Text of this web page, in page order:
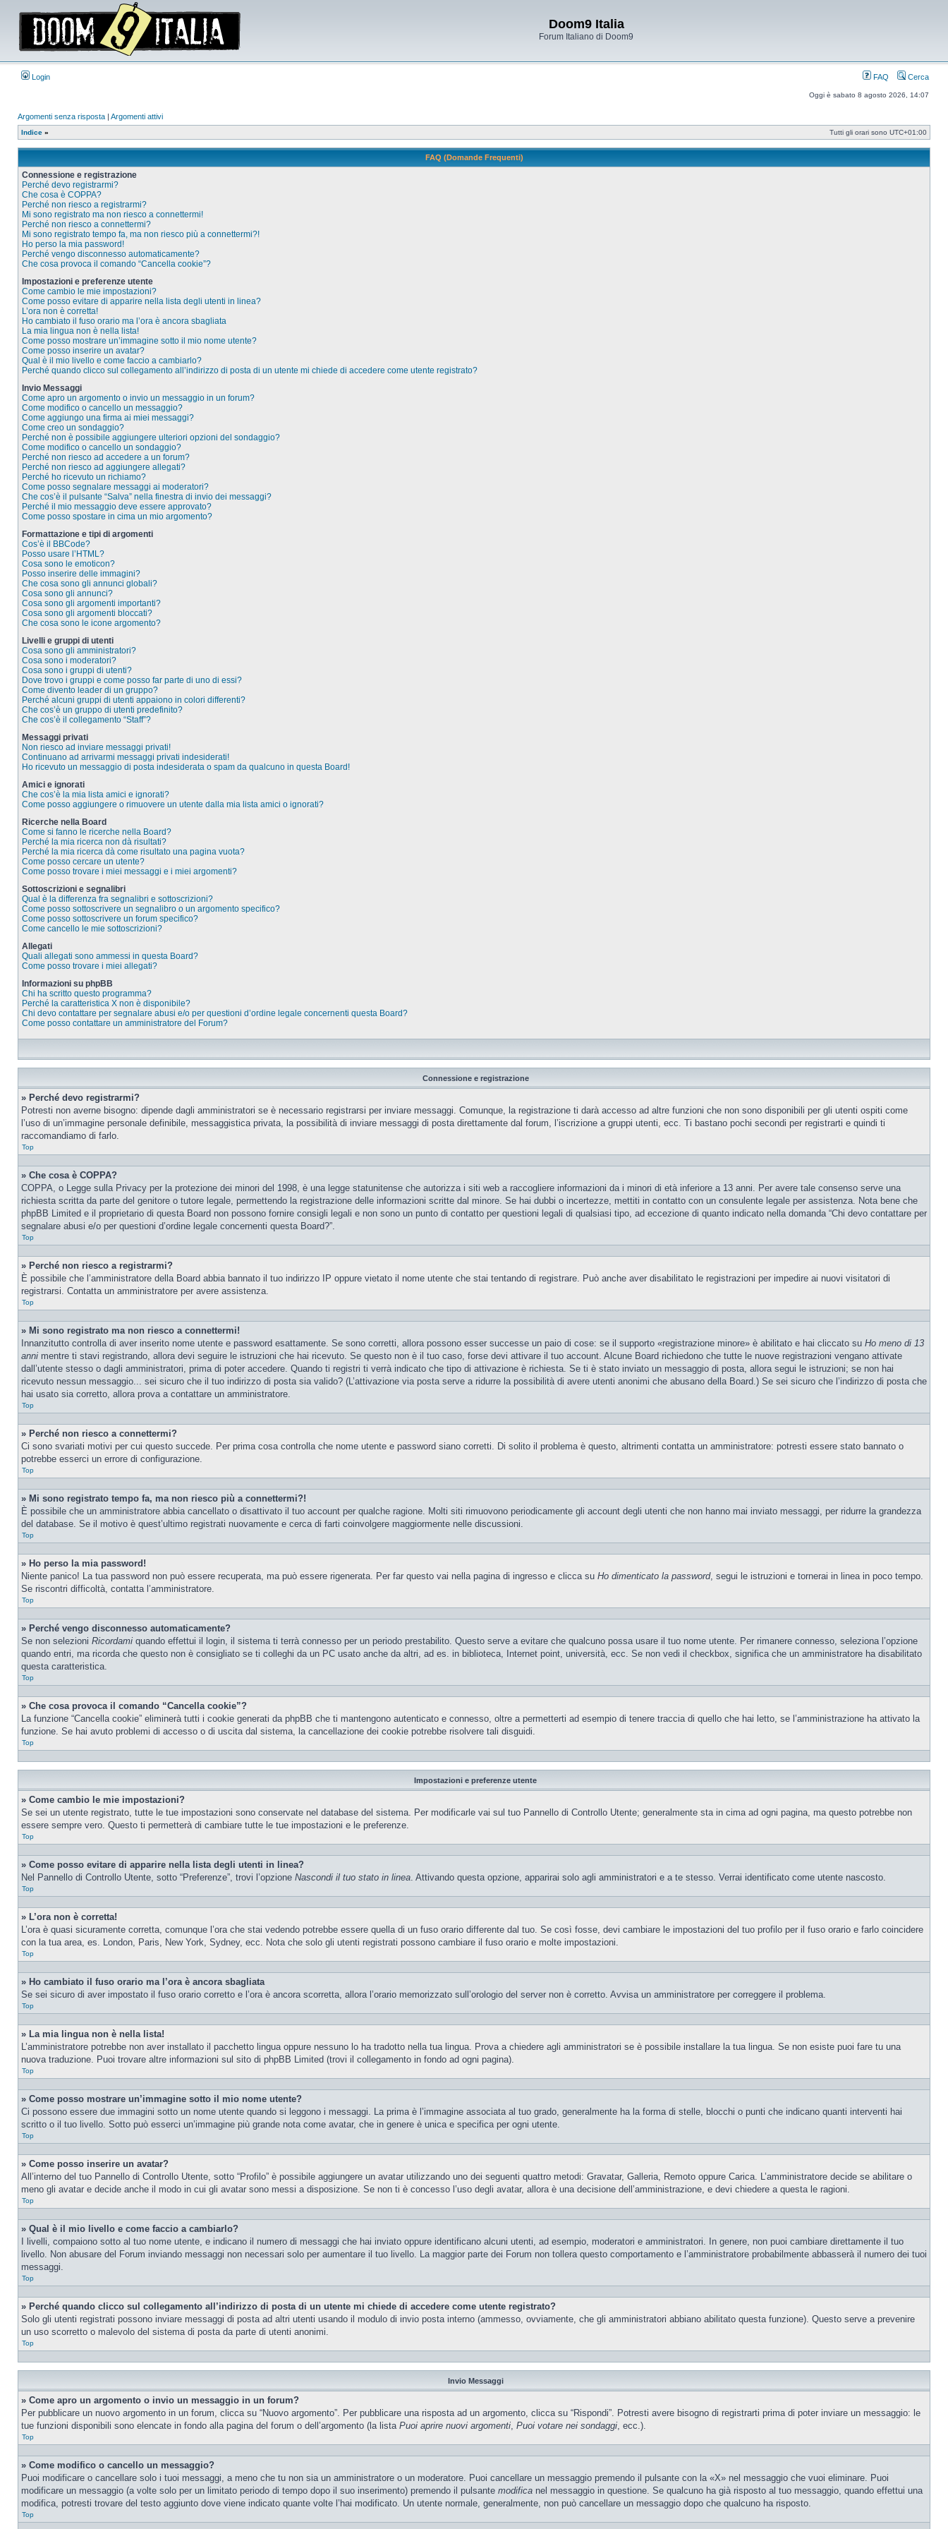
Doom9 Italia
Forum Italiano di Doom9
Login FAQ Cerca
Oggi è sabato 8 agosto 2026, 14:07
Argomenti senza risposta | Argomenti attivi
Indice » Tutti gli orari sono UTC+01:00
FAQ (Domande Frequenti)
Connessione e registrazione
Perché devo registrarmi?
Che cosa è COPPA?
Perché non riesco a registrarmi?
Mi sono registrato ma non riesco a connettermi!
Perché non riesco a connettermi?
Mi sono registrato tempo fa, ma non riesco più a connettermi?!
Ho perso la mia password!
Perché vengo disconnesso automaticamente?
Che cosa provoca il comando “Cancella cookie”?
Impostazioni e preferenze utente
Come cambio le mie impostazioni?
Come posso evitare di apparire nella lista degli utenti in linea?
L’ora non è corretta!
Ho cambiato il fuso orario ma l’ora è ancora sbagliata
La mia lingua non è nella lista!
Come posso mostrare un’immagine sotto il mio nome utente?
Come posso inserire un avatar?
Qual è il mio livello e come faccio a cambiarlo?
Perché quando clicco sul collegamento all’indirizzo di posta di un utente mi chiede di accedere come utente registrato?
Invio Messaggi
Come apro un argomento o invio un messaggio in un forum?
Come modifico o cancello un messaggio?
Come aggiungo una firma ai miei messaggi?
Come creo un sondaggio?
Perché non è possibile aggiungere ulteriori opzioni del sondaggio?
Come modifico o cancello un sondaggio?
Perché non riesco ad accedere a un forum?
Perché non riesco ad aggiungere allegati?
Perché ho ricevuto un richiamo?
Come posso segnalare messaggi ai moderatori?
Che cos’è il pulsante “Salva” nella finestra di invio dei messaggi?
Perché il mio messaggio deve essere approvato?
Come posso spostare in cima un mio argomento?
Formattazione e tipi di argomenti
Cos’è il BBCode?
Posso usare l’HTML?
Cosa sono le emoticon?
Posso inserire delle immagini?
Che cosa sono gli annunci globali?
Cosa sono gli annunci?
Cosa sono gli argomenti importanti?
Cosa sono gli argomenti bloccati?
Che cosa sono le icone argomento?
Livelli e gruppi di utenti
Cosa sono gli amministratori?
Cosa sono i moderatori?
Cosa sono i gruppi di utenti?
Dove trovo i gruppi e come posso far parte di uno di essi?
Come divento leader di un gruppo?
Perché alcuni gruppi di utenti appaiono in colori differenti?
Che cos’è un gruppo di utenti predefinito?
Che cos’è il collegamento “Staff”?
Messaggi privati
Non riesco ad inviare messaggi privati!
Continuano ad arrivarmi messaggi privati indesiderati!
Ho ricevuto un messaggio di posta indesiderata o spam da qualcuno in questa Board!
Amici e ignorati
Che cos’è la mia lista amici e ignorati?
Come posso aggiungere o rimuovere un utente dalla mia lista amici o ignorati?
Ricerche nella Board
Come si fanno le ricerche nella Board?
Perché la mia ricerca non dà risultati?
Perché la mia ricerca dà come risultato una pagina vuota?
Come posso cercare un utente?
Come posso trovare i miei messaggi e i miei argomenti?
Sottoscrizioni e segnalibri
Qual è la differenza fra segnalibri e sottoscrizioni?
Come posso sottoscrivere un segnalibro o un argomento specifico?
Come posso sottoscrivere un forum specifico?
Come cancello le mie sottoscrizioni?
Allegati
Quali allegati sono ammessi in questa Board?
Come posso trovare i miei allegati?
Informazioni su phpBB
Chi ha scritto questo programma?
Perché la caratteristica X non è disponibile?
Chi devo contattare per segnalare abusi e/o per questioni d’ordine legale concernenti questa Board?
Come posso contattare un amministratore del Forum?
Connessione e registrazione
» Perché devo registrarmi?
Potresti non averne bisogno: dipende dagli amministratori se è necessario registrarsi per inviare messaggi. Comunque, la registrazione ti darà accesso ad altre funzioni che non sono disponibili per gli utenti ospiti come
l’uso di un’immagine personale definibile, messaggistica privata, la possibilità di inviare messaggi di posta direttamente dal forum, l’iscrizione a gruppi utenti, ecc. Ti bastano pochi secondi per registrarti e quindi ti
raccomandiamo di farlo.
Top
» Che cosa è COPPA?
COPPA, o Legge sulla Privacy per la protezione dei minori del 1998, è una legge statunitense che autorizza i siti web a raccogliere informazioni da i minori di età inferiore a 13 anni. Per avere tale consenso serve una
richiesta scritta da parte del genitore o tutore legale, permettendo la registrazione delle informazioni scritte dal minore. Se hai dubbi o incertezze, mettiti in contatto con un consulente legale per assistenza. Nota bene che
phpBB Limited e il proprietario di questa Board non possono fornire consigli legali e non sono un punto di contatto per questioni legali di qualsiasi tipo, ad eccezione di quanto indicato nella domanda “Chi devo contattare per
segnalare abusi e/o per questioni d’ordine legale concernenti questa Board?”.
Top
» Perché non riesco a registrarmi?
È possibile che l’amministratore della Board abbia bannato il tuo indirizzo IP oppure vietato il nome utente che stai tentando di registrare. Può anche aver disabilitato le registrazioni per impedire ai nuovi visitatori di
registrarsi. Contatta un amministratore per avere assistenza.
Top
» Mi sono registrato ma non riesco a connettermi!
Innanzitutto controlla di aver inserito nome utente e password esattamente. Se sono corretti, allora possono esser successe un paio di cose: se il supporto «registrazione minore» è abilitato e hai cliccato su Ho meno di 13
anni mentre ti stavi registrando, allora devi seguire le istruzioni che hai ricevuto. Se questo non è il tuo caso, forse devi attivare il tuo account. Alcune Board richiedono che tutte le nuove registrazioni vengano attivate
dall’utente stesso o dagli amministratori, prima di poter accedere. Quando ti registri ti verrà indicato che tipo di attivazione è richiesta. Se ti è stato inviato un messaggio di posta, allora segui le istruzioni; se non hai
ricevuto nessun messaggio... sei sicuro che il tuo indirizzo di posta sia valido? (L’attivazione via posta serve a ridurre la possibilità di avere utenti anonimi che abusano della Board.) Se sei sicuro che l’indirizzo di posta che
hai usato sia corretto, allora prova a contattare un amministratore.
Top
» Perché non riesco a connettermi?
Ci sono svariati motivi per cui questo succede. Per prima cosa controlla che nome utente e password siano corretti. Di solito il problema è questo, altrimenti contatta un amministratore: potresti essere stato bannato o
potrebbe esserci un errore di configurazione.
Top
» Mi sono registrato tempo fa, ma non riesco più a connettermi?!
È possibile che un amministratore abbia cancellato o disattivato il tuo account per qualche ragione. Molti siti rimuovono periodicamente gli account degli utenti che non hanno mai inviato messaggi, per ridurre la grandezza
del database. Se il motivo è quest’ultimo registrati nuovamente e cerca di farti coinvolgere maggiormente nelle discussioni.
Top
» Ho perso la mia password!
Niente panico! La tua password non può essere recuperata, ma può essere rigenerata. Per far questo vai nella pagina di ingresso e clicca su Ho dimenticato la password, segui le istruzioni e tornerai in linea in poco tempo.
Se riscontri difficoltà, contatta l’amministratore.
Top
» Perché vengo disconnesso automaticamente?
Se non selezioni Ricordami quando effettui il login, il sistema ti terrà connesso per un periodo prestabilito. Questo serve a evitare che qualcuno possa usare il tuo nome utente. Per rimanere connesso, seleziona l’opzione
quando entri, ma ricorda che questo non è consigliato se ti colleghi da un PC usato anche da altri, ad es. in biblioteca, Internet point, università, ecc. Se non vedi il checkbox, significa che un amministratore ha disabilitato
questa caratteristica.
Top
» Che cosa provoca il comando “Cancella cookie”?
La funzione “Cancella cookie” eliminerà tutti i cookie generati da phpBB che ti mantengono autenticato e connesso, oltre a permetterti ad esempio di tenere traccia di quello che hai letto, se l’amministrazione ha attivato la
funzione. Se hai avuto problemi di accesso o di uscita dal sistema, la cancellazione dei cookie potrebbe risolvere tali disguidi.
Top
Impostazioni e preferenze utente
» Come cambio le mie impostazioni?
Se sei un utente registrato, tutte le tue impostazioni sono conservate nel database del sistema. Per modificarle vai sul tuo Pannello di Controllo Utente; generalmente sta in cima ad ogni pagina, ma questo potrebbe non
essere sempre vero. Questo ti permetterà di cambiare tutte le tue impostazioni e le preferenze.
Top
» Come posso evitare di apparire nella lista degli utenti in linea?
Nel Pannello di Controllo Utente, sotto “Preferenze”, trovi l’opzione Nascondi il tuo stato in linea. Attivando questa opzione, apparirai solo agli amministratori e a te stesso. Verrai identificato come utente nascosto.
Top
» L’ora non è corretta!
L’ora è quasi sicuramente corretta, comunque l’ora che stai vedendo potrebbe essere quella di un fuso orario differente dal tuo. Se così fosse, devi cambiare le impostazioni del tuo profilo per il fuso orario e farlo coincidere
con la tua area, es. London, Paris, New York, Sydney, ecc. Nota che solo gli utenti registrati possono cambiare il fuso orario e molte impostazioni.
Top
» Ho cambiato il fuso orario ma l’ora è ancora sbagliata
Se sei sicuro di aver impostato il fuso orario corretto e l’ora è ancora scorretta, allora l’orario memorizzato sull’orologio del server non è corretto. Avvisa un amministratore per correggere il problema.
Top
» La mia lingua non è nella lista!
L’amministratore potrebbe non aver installato il pacchetto lingua oppure nessuno lo ha tradotto nella tua lingua. Prova a chiedere agli amministratori se è possibile installare la tua lingua. Se non esiste puoi fare tu una
nuova traduzione. Puoi trovare altre informazioni sul sito di phpBB Limited (trovi il collegamento in fondo ad ogni pagina).
Top
» Come posso mostrare un’immagine sotto il mio nome utente?
Ci possono essere due immagini sotto un nome utente quando si leggono i messaggi. La prima è l’immagine associata al tuo grado, generalmente ha la forma di stelle, blocchi o punti che indicano quanti interventi hai
scritto o il tuo livello. Sotto può esserci un’immagine più grande nota come avatar, che in genere è unica e specifica per ogni utente.
Top
» Come posso inserire un avatar?
All’interno del tuo Pannello di Controllo Utente, sotto “Profilo” è possibile aggiungere un avatar utilizzando uno dei seguenti quattro metodi: Gravatar, Galleria, Remoto oppure Carica. L’amministratore decide se abilitare o
meno gli avatar e decide anche il modo in cui gli avatar sono messi a disposizione. Se non ti è concesso l’uso degli avatar, allora è una decisione dell’amministrazione, e devi chiedere a questa le ragioni.
Top
» Qual è il mio livello e come faccio a cambiarlo?
I livelli, compaiono sotto al tuo nome utente, e indicano il numero di messaggi che hai inviato oppure identificano alcuni utenti, ad esempio, moderatori e amministratori. In genere, non puoi cambiare direttamente il tuo
livello. Non abusare del Forum inviando messaggi non necessari solo per aumentare il tuo livello. La maggior parte dei Forum non tollera questo comportamento e l’amministratore probabilmente abbasserà il numero dei tuoi
messaggi.
Top
» Perché quando clicco sul collegamento all’indirizzo di posta di un utente mi chiede di accedere come utente registrato?
Solo gli utenti registrati possono inviare messaggi di posta ad altri utenti usando il modulo di invio posta interno (ammesso, ovviamente, che gli amministratori abbiano abilitato questa funzione). Questo serve a prevenire
un uso scorretto o malevolo del sistema di posta da parte di utenti anonimi.
Top
Invio Messaggi
» Come apro un argomento o invio un messaggio in un forum?
Per pubblicare un nuovo argomento in un forum, clicca su “Nuovo argomento”. Per pubblicare una risposta ad un argomento, clicca su “Rispondi”. Potresti avere bisogno di registrarti prima di poter inviare un messaggio: le
tue funzioni disponibili sono elencate in fondo alla pagina del forum o dell’argomento (la lista Puoi aprire nuovi argomenti, Puoi votare nei sondaggi, ecc.).
Top
» Come modifico o cancello un messaggio?
Puoi modificare o cancellare solo i tuoi messaggi, a meno che tu non sia un amministratore o un moderatore. Puoi cancellare un messaggio premendo il pulsante con la «X» nel messaggio che vuoi eliminare. Puoi
modificare un messaggio (a volte solo per un limitato periodo di tempo dopo il suo inserimento) premendo il pulsante modifica nel messaggio in questione. Se qualcuno ha già risposto al tuo messaggio, quando effettui una
modifica, potresti trovare del testo aggiunto dove viene indicato quante volte l’hai modificato. Un utente normale, generalmente, non può cancellare un messaggio dopo che qualcuno ha risposto.
Top